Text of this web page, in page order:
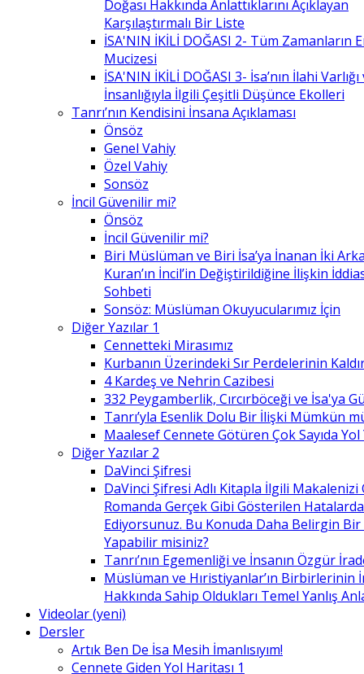
Doğası Hakkında Anlattıklarını Açıklayan
Karşılaştırmalı Bir Liste
İSA'NIN İKİLİ DOĞASI 2- Tüm Zamanların
Mucizesi
İSA'NIN İKİLİ DOĞASI 3- İsa’nın İlahi Varlığı
İnsanlığıyla İlgili Çeşitli Düşünce Ekolleri
Tanrı’nın Kendisini İnsana Açıklaması
Önsöz
Genel Vahiy
Özel Vahiy
Sonsöz
İncil Güvenilir mi?
Önsöz
İncil Güvenilir mi?
Biri Müslüman ve Biri İsa’ya İnanan İki
Kuran’ın İncil’in Değiştirildiğine İlişkin
Sohbeti
Sonsöz: Müslüman Okuyucularımız İçin
Diğer Yazılar 1
Cennetteki Mirasımız
Kurbanın Üzerindeki Sır Perdelerinin
4 Kardeş ve Nehrin Cazibesi
332 Peygamberlik, Cırcırböceği ve İsa'ya
Tanrı’yla Esenlik Dolu Bir İlişki Mümkün
Maalesef Cennete Götüren Çok Sayıda
Diğer Yazılar 2
DaVinci Şifresi
DaVinci Şifresi Adlı Kitapla İlgili Makalenizi
Romanda Gerçek Gibi Gösterilen
Ediyorsunuz. Bu Konuda Daha Belirgin Bir
Yapabilir misiniz?
Tanrı’nın Egemenliği ve İnsanın Özgür
Müslüman ve Hıristiyanlar’ın Birbirlerinin
Hakkında Sahip Oldukları Temel Yanlış
Videolar (yeni)
Dersler
Artık Ben De İsa Mesih İmanlısıyım!
Cennete Giden Yol Haritası 1